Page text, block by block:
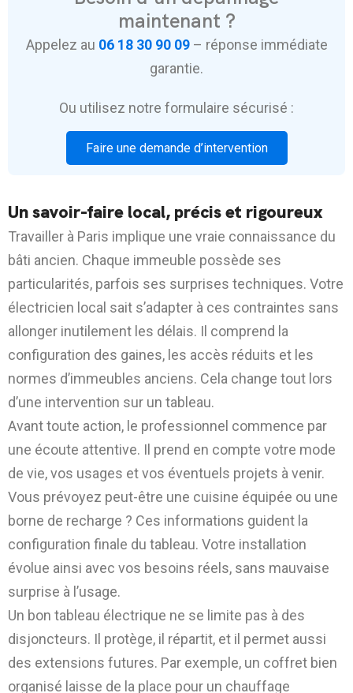
maintenant ?
Appelez au 06 18 30 90 09– réponse immédiate
garantie.
Ou utilisez notre formulaire sécurisé :
Faire une demande d’intervention
Un savoir-faire local, précis et rigoureux
Travailler à Paris implique une vraie connaissance du
bâti ancien. Chaque immeuble possède ses
particularités, parfois ses surprises techniques. Votre
électricien local sait s’adapter à ces contraintes sans
allonger inutilement les délais. Il comprend la
configuration des gaines, les accès réduits et les
normes d’immeubles anciens. Cela change tout lors
d’une intervention sur un tableau.
Avant toute action, le professionnel commence par
une écoute attentive. Il prend en compte votre mode
de vie, vos usages et vos éventuels projets à venir.
Vous prévoyez peut-être une cuisine équipée ou une
borne de recharge ? Ces informations guident la
configuration finale du tableau. Votre installation
évolue ainsi avec vos besoins réels, sans mauvaise
surprise à l’usage.
Un bon tableau électrique ne se limite pas à des
disjoncteurs. Il protège, il répartit, et il permet aussi
des extensions futures. Par exemple, un coffret bien
organisé laisse de la place pour un chauffage